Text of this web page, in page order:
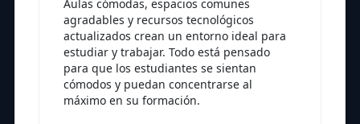
Aulas cómodas, espacios comunes
agradables y recursos tecnológicos
actualizados crean un entorno ideal para
estudiar y trabajar. Todo está pensado
para que los estudiantes se sientan
cómodos y puedan concentrarse al
máximo en su formación.